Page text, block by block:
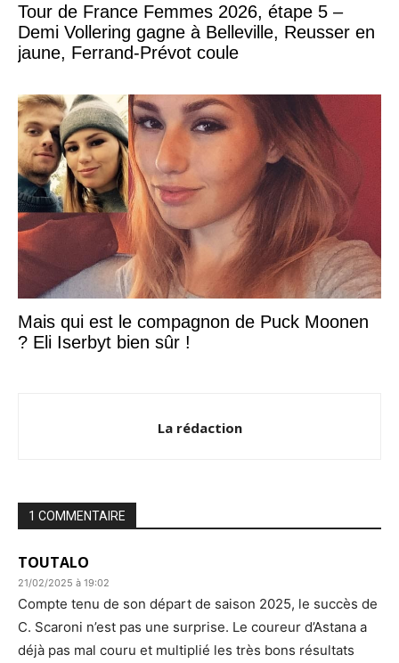
Tour de France Femmes 2026, étape 5 –
Demi Vollering gagne à Belleville, Reusser en
jaune, Ferrand-Prévot coule
Mais qui est le compagnon de Puck Moonen
? Eli Iserbyt bien sûr !
La rédaction
1 COMMENTAIRE
TOUTALO
21/02/2025 à 19:02
Compte tenu de son départ de saison 2025, le succès de
C. Scaroni n’est pas une surprise. Le coureur d’Astana a
déjà pas mal couru et multiplié les très bons résultats